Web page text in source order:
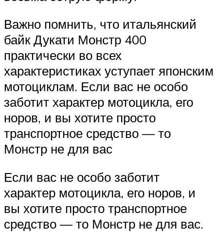
Важно помнить, что итальянский
байк Дукати Монстр 400
практически во всех
характеристиках уступает японским
мотоциклам. Если вас не особо
заботит характер мотоцикла, его
норов, и вы хотите просто
транспортное средство — то
Монстр не для вас
Если вас не особо заботит
характер мотоцикла, его норов, и
вы хотите просто транспортное
средство — то Монстр не для вас.